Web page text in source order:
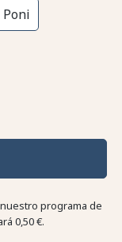
Poni
programa de
0,50 €.